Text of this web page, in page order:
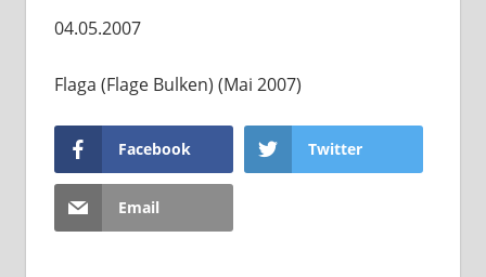
04.05.2007
Flaga (Flage Bulken) (Mai 2007)
Facebook Twitter
Email